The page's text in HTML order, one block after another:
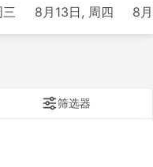
8月13日, 周四 8
筛选器